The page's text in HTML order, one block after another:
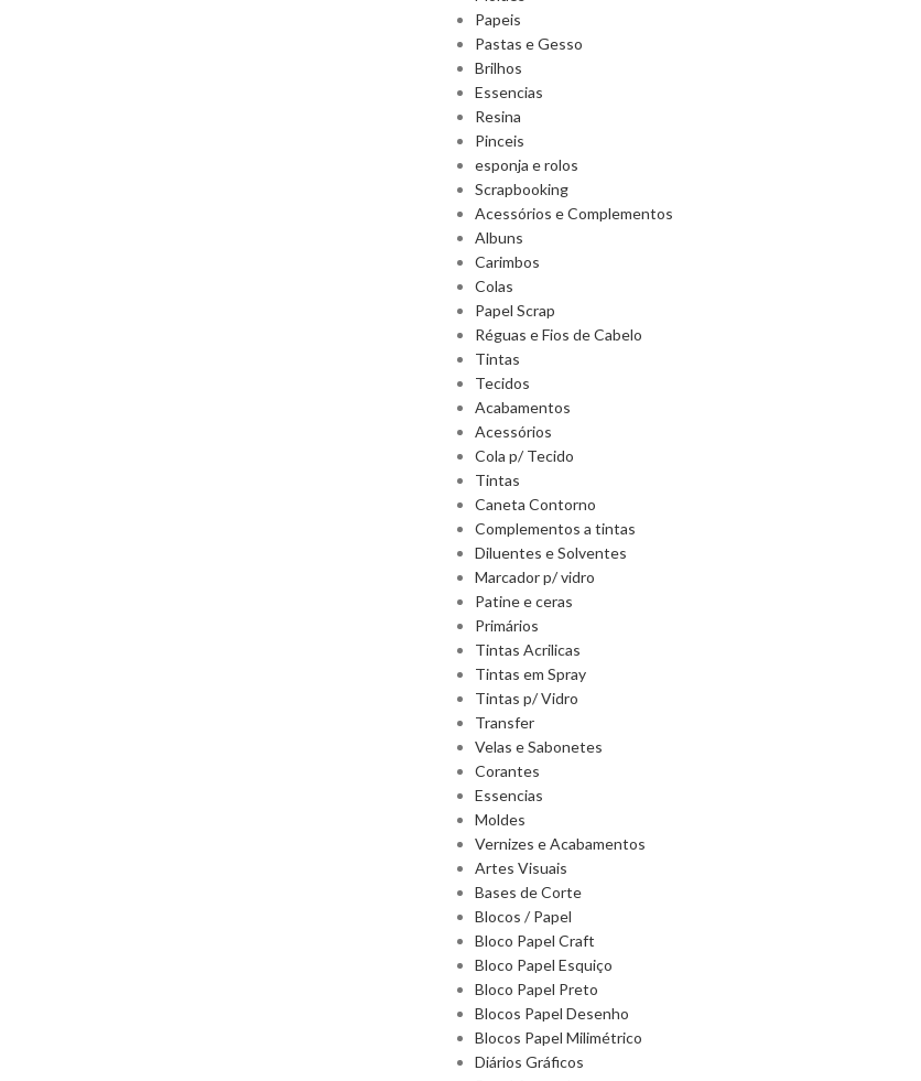
Papeis
Pastas e Gesso
Brilhos
Essencias
Resina
Pinceis
esponja e rolos
Scrapbooking
Acessórios e Complementos
Albuns
Carimbos
Colas
Papel Scrap
Réguas e Fios de Cabelo
Tintas
Tecidos
Acabamentos
Acessórios
Cola p/ Tecido
Tintas
Caneta Contorno
Complementos a tintas
Diluentes e Solventes
Marcador p/ vidro
Patine e ceras
Primários
Tintas Acrilicas
Tintas em Spray
Tintas p/ Vidro
Transfer
Velas e Sabonetes
Corantes
Essencias
Moldes
Vernizes e Acabamentos
Artes Visuais
Bases de Corte
Blocos / Papel
Bloco Papel Craft
Bloco Papel Esquiço
Bloco Papel Preto
Blocos Papel Desenho
Blocos Papel Milimétrico
Diários Gráficos